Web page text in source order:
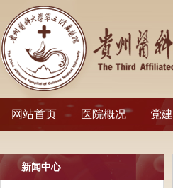
网站首页 医院概况 党
新闻中心